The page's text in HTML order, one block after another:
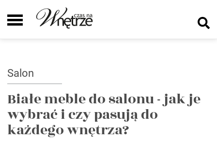
Salon
Białe meble do salonu - jak je
wybrać i czy pasują do
każdego wnętrza?